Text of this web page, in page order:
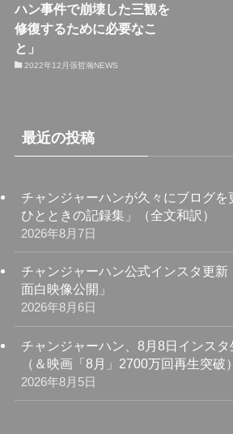
ハン事件で崩壊した三観を
修復するために必要なこ
と」
2022年12月張哲瀚NEWS
最近の投稿
チャンジャーハンが久々にブログ
ひとときの記録集」（全文和訳）
2026年8月7日
チャンジャーハン公式インスタ更
面白映像公開」
2026年8月6日
チャンジャーハン、8月8日インスタ
（＆映画「8月」2700万回再生突破）
2026年8月5日